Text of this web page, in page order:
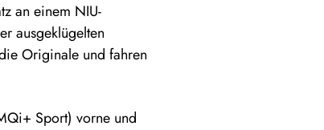
an einem NIU-
ausgeklügelten
Originale und fahren
Sport) vorne und